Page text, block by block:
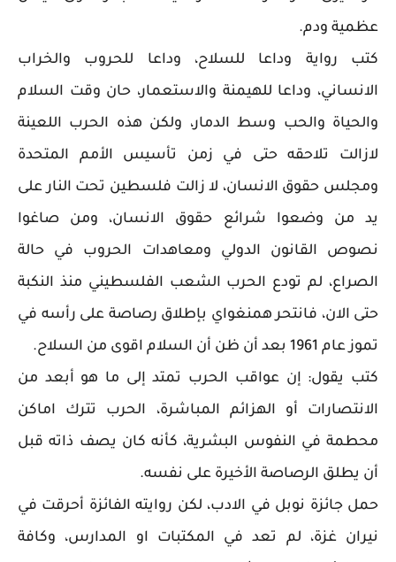
عظمية ودم.
كتب رواية وداعا للسلاح، وداعا للحروب والخراب
الانساني، وداعا للهيمنة والاستعمار، حان وقت السلام
والحياة والحب وسط الدمار، ولكن هذه الحرب اللعينة
لازالت تلاحقه حتى في زمن تأسيس الأمم المتحدة
ومجلس حقوق الانسان، لا زالت فلسطين تحت النار على
يد من وضعوا شرائع حقوق الانسان، ومن صاغوا
نصوص القانون الدولي ومعاهدات الحروب في حالة
الصراع، لم تودع الحرب الشعب الفلسطيني منذ النكبة
حتى الان، فانتحر همنغواي بإطلاق رصاصة على رأسه في
تموز عام 1961 بعد أن ظن أن السلام اقوى من السلاح.
كتب يقول: إن عواقب الحرب تمتد إلى ما هو أبعد من
الانتصارات أو الهزائم المباشرة، الحرب تترك اماكن
محطمة في النفوس البشرية، كأنه كان يصف ذاته قبل
أن يطلق الرصاصة الأخيرة على نفسه.
حمل جائزة نوبل في الادب، لكن روايته الفائزة أحرقت في
نيران غزة، لم تعد في المكتبات او المدارس، وكافة